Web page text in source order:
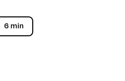
6 min